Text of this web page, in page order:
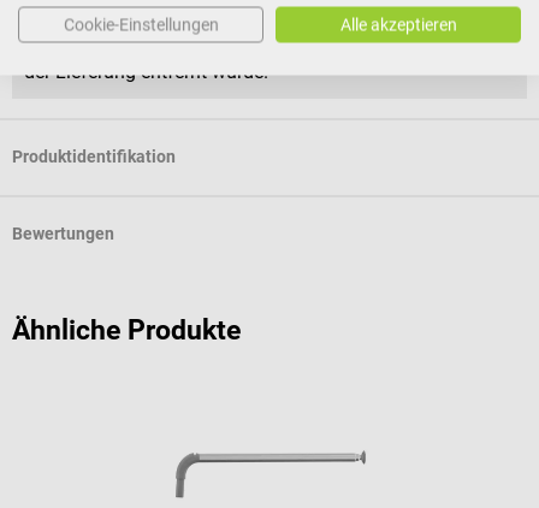
Gründen des Gesundheitsschutzes oder der Hygiene nicht
zur Rückgabe geeignet sind, wenn ihre Versiegelung nach
der Lieferung entfernt wurde.
Produktidentifikation
Bewertungen
Ähnliche Produkte
Cookie-Einstellungen Alle akzeptieren